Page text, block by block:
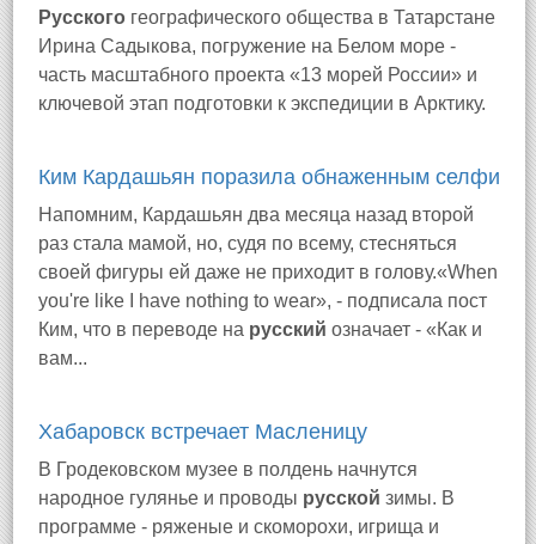
Русского географического общества в Татарстане
Ирина Садыкова, погружение на Белом море -
часть масштабного проекта «13 морей России» и
ключевой этап подготовки к экспедиции в Арктику.
Ким Кардашьян поразила обнаженным селфи
Напомним, Кардашьян два месяца назад второй
раз стала мамой, но, судя по всему, стесняться
своей фигуры ей даже не приходит в голову.«When
you're like I have nothing to wear», - подписала пост
Ким, что в переводе на русский означает - «Как и
вам...
Хабаровск встречает Масленицу
В Гродековском музее в полдень начнутся
народное гулянье и проводы русской зимы. В
программе - ряженые и скоморохи, игрища и